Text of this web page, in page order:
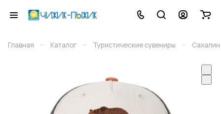
Главная – Каталог – Туристические сувениры – Сахалин